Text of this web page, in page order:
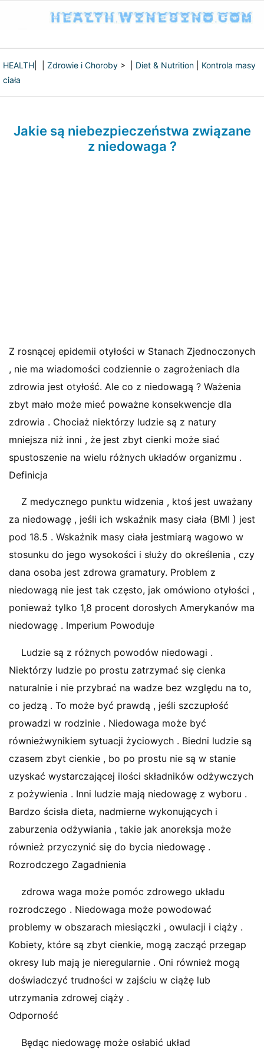
HEALTH Zdrowie i Choroby > | Diet & Nutrition
Kontrola masy
ciała
Jakie są niebezpieczeństwa związane
z niedowaga ?
Z rosnącej epidemii otyłości w Stanach Zjednoczonych
, nie ma wiadomości codziennie o zagrożeniach dla
zdrowia jest otyłość. Ale co z niedowagą ? Ważenia
zbyt mało może mieć poważne konsekwencje dla
zdrowia . Chociaż niektórzy ludzie są z natury
mniejsza niż inni , że jest zbyt cienki może siać
spustoszenie na wielu różnych układów organizmu .
Definicja
Z medycznego punktu widzenia , ktoś jest uważany
za niedowagę , jeśli ich wskaźnik masy ciała (BMI ) jest
pod 18.5 . Wskaźnik masy ciała jestmiarą wagowo w
stosunku do jego wysokości i służy do określenia , czy
dana osoba jest zdrowa gramatury. Problem z
niedowagą nie jest tak często, jak omówiono otyłości ,
ponieważ tylko 1,8 procent dorosłych Amerykanów ma
niedowagę . Imperium Powoduje
Ludzie są z różnych powodów niedowagi .
Niektórzy ludzie po prostu zatrzymać się cienka
naturalnie i nie przybrać na wadze bez względu na to,
co jedzą . To może być prawdą , jeśli szczupłość
prowadzi w rodzinie . Niedowaga może być
równieżwynikiem sytuacji życiowych . Biedni ludzie są
czasem zbyt cienkie , bo po prostu nie są w stanie
uzyskać wystarczającej ilości składników odżywczych
z pożywienia . Inni ludzie mają niedowagę z wyboru .
Bardzo ścisła dieta, nadmierne wykonujących i
zaburzenia odżywiania , takie jak anoreksja może
również przyczynić się do bycia niedowagę .
Rozrodczego Zagadnienia
zdrowa waga może pomóc zdrowego układu
rozrodczego . Niedowaga może powodować
problemy w obszarach miesiączki , owulacji i ciąży .
Kobiety, które są zbyt cienkie, mogą zacząć przegap
okresy lub mają je nieregularnie . Oni również mogą
doświadczyć trudności w zajściu w ciążę lub
utrzymania zdrowej ciąży .
Odporność
Będąc niedowagę może osłabić układ